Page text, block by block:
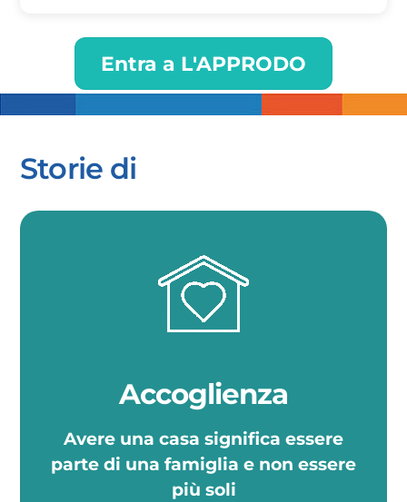
Entra a L'APPRODO
Storie di
Accoglienza
Avere una casa significa essere
parte di una famiglia e non essere
più soli